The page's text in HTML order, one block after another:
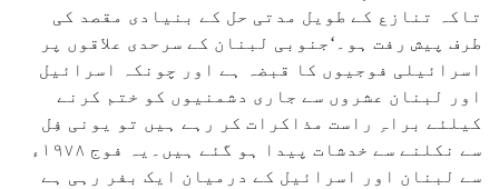
تاکہ تنازع کے طویل مدتی حل کے بنیادی مقصد کی
طرف پیش رفت ہو۔‘جنوبی لبنان کے سرحدی علاقوں پر
اسرائیلی فوجیوں کا قبضہ ہے اور چونکہ اسرائیل
اور لبنان عشروں سے جاری دشمنیوں کو ختم کرنے
کیلئے براہِ راست مذاکرات کر رہے ہیں تو یونی فِل
سے نکلنے سے خدشات پیدا ہو گئے ہیں۔یہ فوج ۱۹۷۸ء
سے لبنان اور اسرائیل کے درمیان ایک بفر رہی ہے